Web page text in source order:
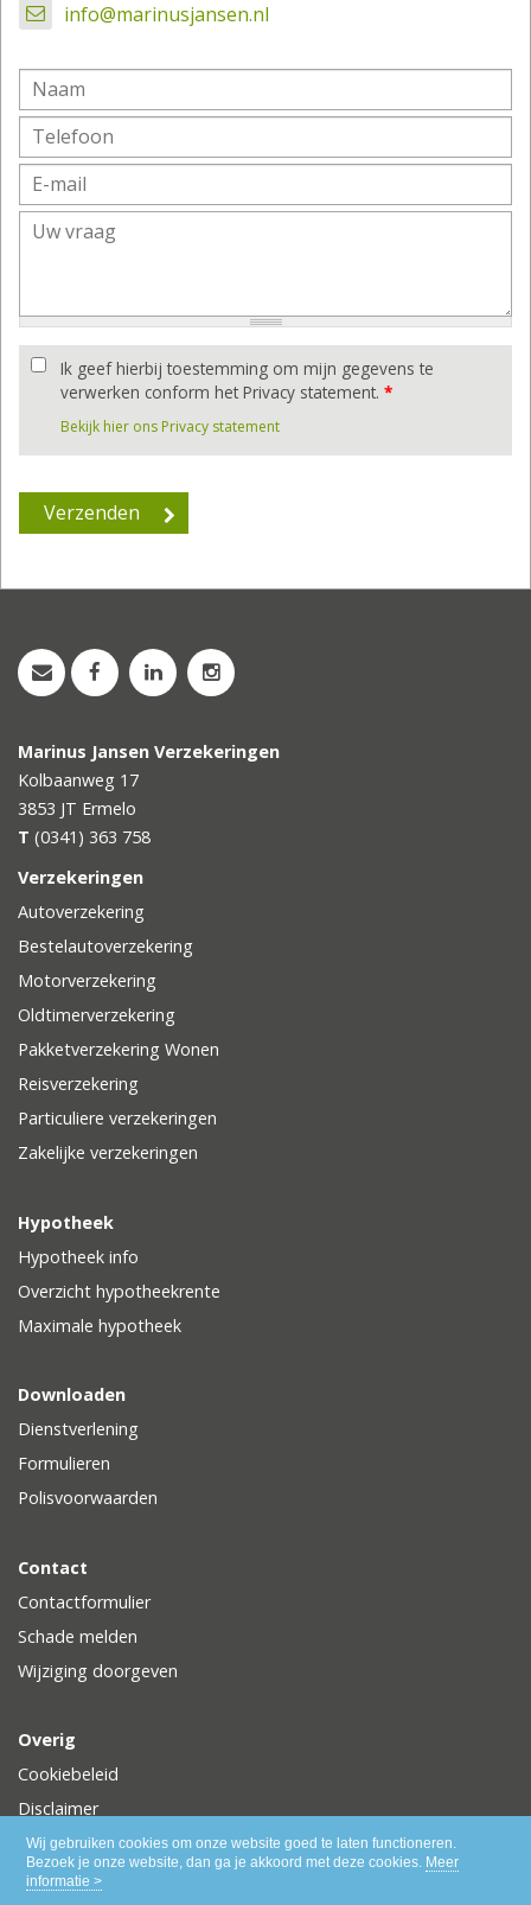
Wij gebruiken cookies om onze website goed te laten functioneren.
Bezoek je onze website, dan ga je akkoord met deze cookies. Meer
informatie >
info@marinusjansen.nl
Ik geef hierbij toestemming om mijn gegevens te
verwerken conform het Privacy statement. *
Bekijk hier ons Privacy statement
Marinus Jansen Verzekeringen
Kolbaanweg 17
3853 JT Ermelo
T (0341) 363 758
Verzekeringen
Autoverzekering
Bestelautoverzekering
Motorverzekering
Oldtimerverzekering
Pakketverzekering Wonen
Reisverzekering
Particuliere verzekeringen
Zakelijke verzekeringen
Hypotheek
Hypotheek info
Overzicht hypotheekrente
Maximale hypotheek
Downloaden
Dienstverlening
Formulieren
Polisvoorwaarden
Contact
Contactformulier
Schade melden
Wijziging doorgeven
Overig
Cookiebeleid
Disclaimer
Privacy